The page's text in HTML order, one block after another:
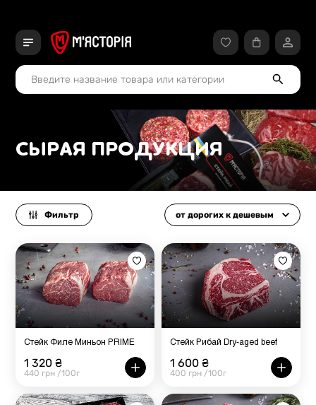
СЫРАЯ ПРОДУКЦИЯ
Фильтр от дорогих к дешевым
Стейк Филе Миньон PRIME
1 320 ₴
440 грн /100г
Стейк Рибай Dry-aged beef
1 600 ₴
400 грн /100г